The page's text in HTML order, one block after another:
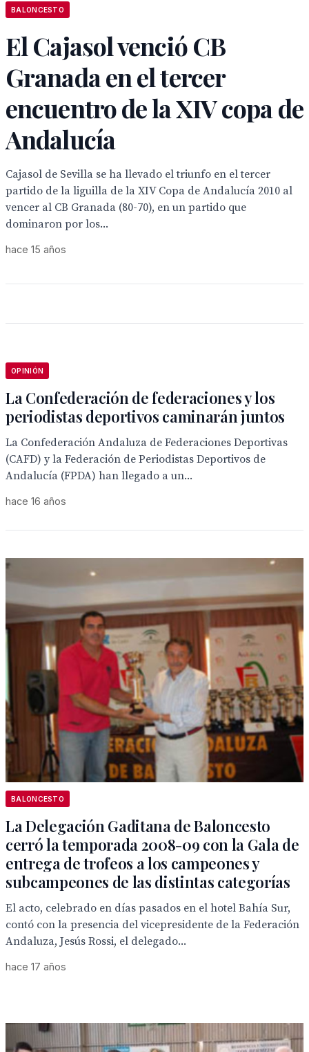
BALONCESTO
El Cajasol venció CB
Granada en el tercer
encuentro de la XIV copa de
Andalucía
Cajasol de Sevilla se ha llevado el triunfo en el tercer
partido de la liguilla de la XIV Copa de Andalucía 2010 al
vencer al CB Granada (80-70), en un partido que
dominaron por los...
hace 15 años
OPINIÓN
La Confederación de federaciones y los
periodistas deportivos caminarán juntos
La Confederación Andaluza de Federaciones Deportivas
(CAFD) y la Federación de Periodistas Deportivos de
Andalucía (FPDA) han llegado a un...
hace 16 años
BALONCESTO
La Delegación Gaditana de Baloncesto
cerró la temporada 2008-09 con la Gala de
entrega de trofeos a los campeones y
subcampeones de las distintas categorías
El acto, celebrado en días pasados en el hotel Bahía Sur,
contó con la presencia del vicepresidente de la Federación
Andaluza, Jesús Rossi, el delegado...
hace 17 años